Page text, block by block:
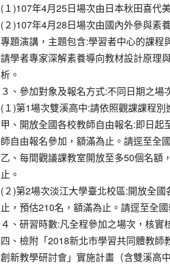
(１)107年4月25日場次由日本秋田喜代
(２)107年4月28日場次由國內外參與素
專題演講，主題包含:學習者中心的課
請學者專家深解素養導向教材設計原理
析。
３、參加對象及報名方式:不同日期之場
(１)第1場次雙溪高中:請依照觀課課程別
甲、開放全國各校教師自由報名:即日
師自由報名參加，額滿為止。請逕至全
乙、每間觀議課教室開放至多50個名額
止。
(２)第2場次淡江大學臺北校區:開放全
止，預估210名，額滿為止。請逕至全
４、研習時數:凡全程參加之場次，核實
四、檢附「2018新北市學習共同體教
創新教學研討會」實施計畫（含雙溪高